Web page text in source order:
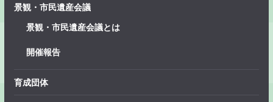
景観・市民遺産会議
景観・市民遺産会議とは
開催報告
育成団体